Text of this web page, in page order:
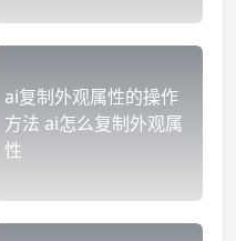
ai复制外观属性的操作
方法 ai怎么复制外观属
性